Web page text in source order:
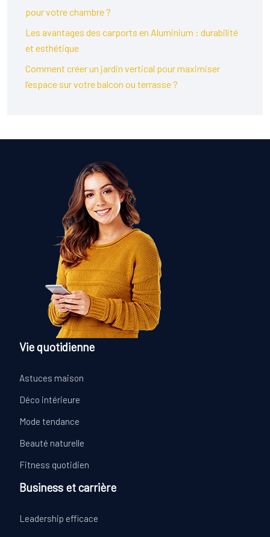
pour votre chambre ?
Les avantages des carports en Aluminium : durabilité
et esthétique
Comment créer un jardin vertical pour maximiser
l’espace sur votre balcon ou terrasse ?
Vie quotidienne
Astuces maison
Déco intérieure
Mode tendance
Beauté naturelle
Fitness quotidien
Business et carrière
Leadership efficace